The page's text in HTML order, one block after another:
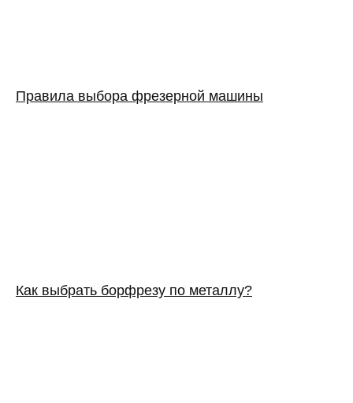
Правила выбора фрезерной машины
Как выбрать борфрезу по металлу?